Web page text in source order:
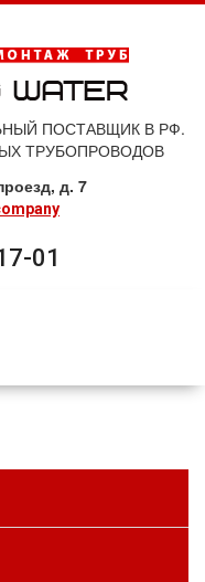
ПОСТАВЩИК В РФ.
ТРУБОПРОВОДОВ
д. 7
01